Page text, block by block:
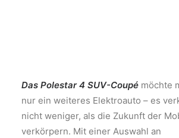
Das Polestar 4 SUV-Coupé möchte
nur ein weiteres Elektroauto – es
nicht weniger, als die Zukunft der
verkörpern. Mit einer Auswahl an